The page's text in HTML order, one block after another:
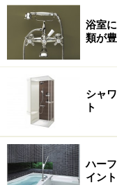
浴室
類が
シャ
ト
ハー
イント